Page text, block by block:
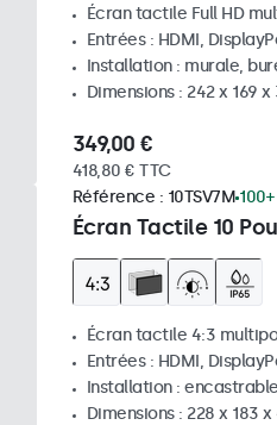
Écran tactile Full HD
Entrées : HDMI,
Installation : murale,
Dimensions : 242 x 169
349,00 €
418,80 € TTC
Écran Tactile 10
Référence : 10TSV7M
Écran tactile 4:3
Entrées : HDMI,
Installation :
Dimensions : 228 x 183 x